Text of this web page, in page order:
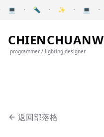
Skip to content
CHIENCHUANW
programmer / lighting designer
Pause announcements
💻 · 🔦 · ✨ · 💻 ·
返回部落格